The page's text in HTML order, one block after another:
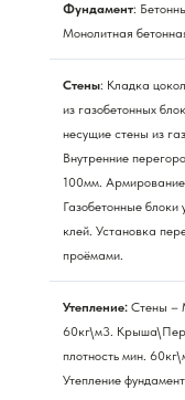
Фундамент:
Монолитная
Стены: Кладка
из газобетонных
несущие стены из
Внутренние
100мм.
Газобетонные
клей. Установка
проёмами.
Утепление: Стены –
60кг\м3.
плотность мин.
Утепление